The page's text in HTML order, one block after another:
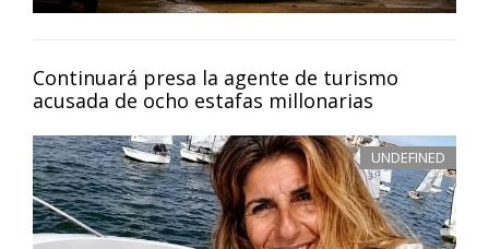
Continuará presa la agente de turismo
acusada de ocho estafas millonarias
UNDEFINED